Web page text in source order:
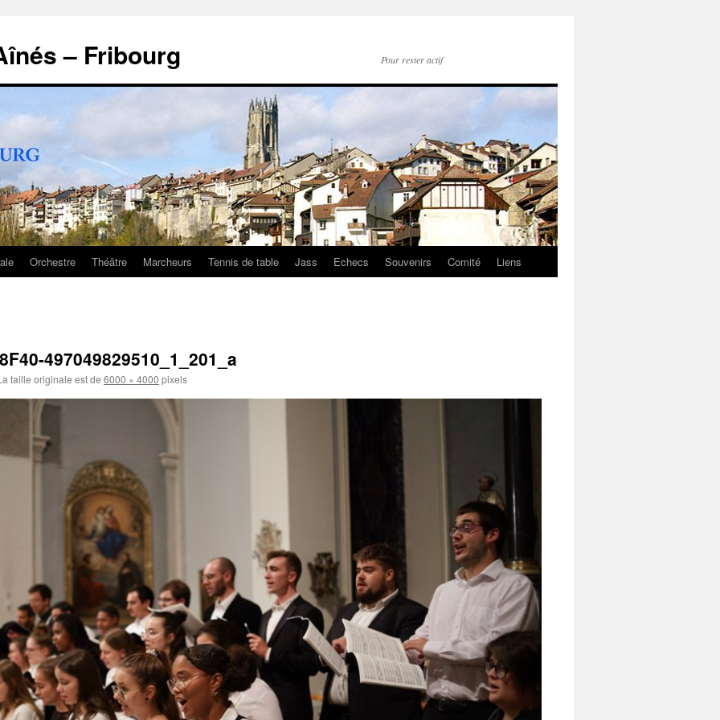
– Fribourg Pour rester actif
Orchestre Théâtre Marcheurs Tennis de table Jass Echecs Souvenirs Comité Liens
497049829510_1_201_a
taille originale est de 6000 × 4000 pixels